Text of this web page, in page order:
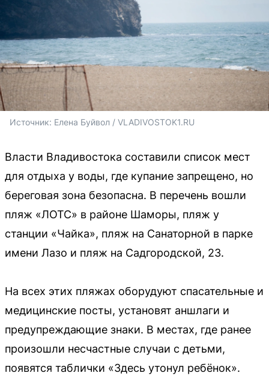
Источник: Елена Буйвол / VLADIVOSTOK1.RU
Власти Владивостока составили список мест
для отдыха у воды, где купание запрещено, но
береговая зона безопасна. В перечень вошли
пляж «ЛОТС» в районе Шаморы, пляж у
станции «Чайка», пляж на Санаторной в парке
имени Лазо и пляж на Садгородской, 23.
На всех этих пляжах оборудуют спасательные и
медицинские посты, установят аншлаги и
предупреждающие знаки. В местах, где ранее
произошли несчастные случаи с детьми,
появятся таблички «Здесь утонул ребёнок».